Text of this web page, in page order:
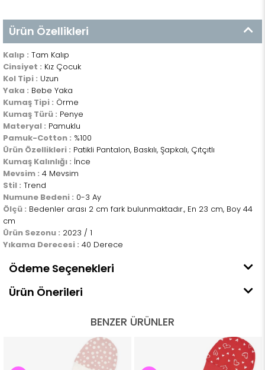
Ürün Özellikleri
Kalıp : Tam Kalıp
Cinsiyet : Kız Çocuk
Kol Tipi : Uzun
Yaka : Bebe Yaka
Kumaş Tipi : Örme
Kumaş Türü : Penye
Materyal : Pamuklu
Pamuk-Cotton : %100
Ürün Özellikleri : Patikli Pantalon, Baskılı, Şapkalı, Çıtçıtlı
Kumaş Kalınlığı : İnce
Mevsim : 4 Mevsim
Stil : Trend
Numune Bedeni : 0-3 Ay
Ölçü : Bedenler arası 2 cm fark bulunmaktadır., En 23 cm, Boy 44
cm
Ürün Sezonu : 2023 / 1
Yıkama Derecesi : 40 Derece
Ödeme Seçenekleri
Ürün Önerileri
BENZER ÜRÜNLER